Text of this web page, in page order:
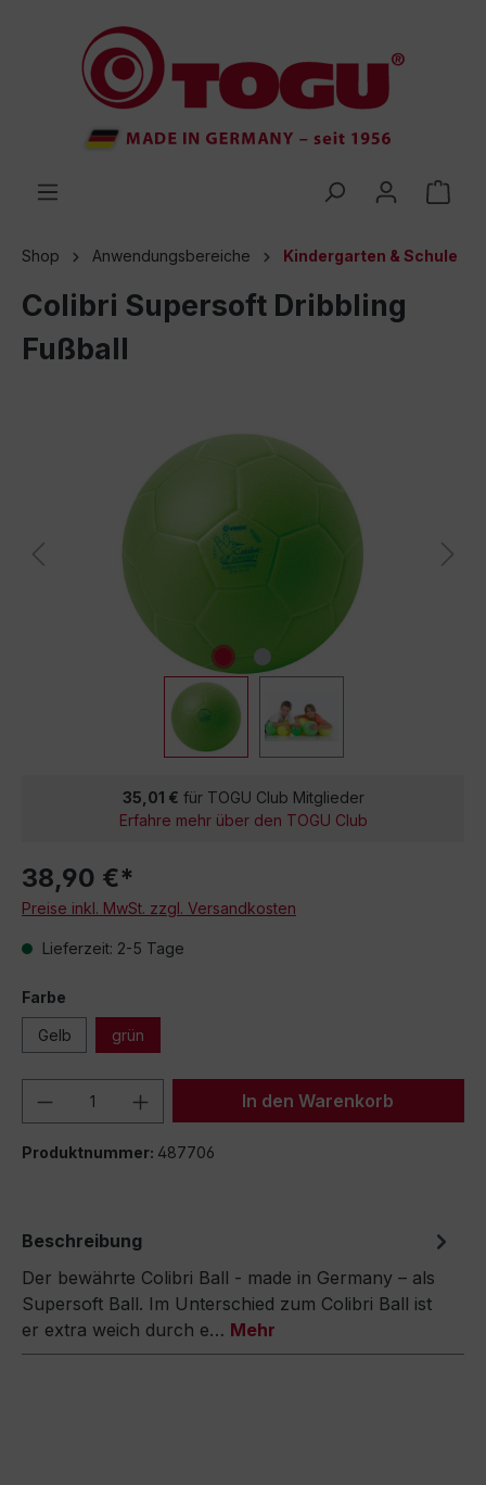
springen
Shop Anwendungsbereiche Kindergarten & Schule
Colibri Supersoft Dribbling
Fußball
35,01 € für TOGU Club Mitglieder
Erfahre mehr über den TOGU Club
38,90 €*
Preise inkl. MwSt. zzgl. Versandkosten
Lieferzeit: 2-5 Tage
Farbe
Gelb grün
Produkt Anzahl: Gib denIn den Warenkorb
Produktnummer: 487706
Beschreibung
Der bewährte Colibri Ball - made in Germany – als
Supersoft Ball. Im Unterschied zum Colibri Ball ist
er extra weich durch e… Mehr